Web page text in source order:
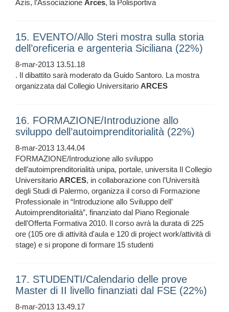
Azis, l’Associazione Arces, la Polisportiva
15. EVENTO/Allo Steri mostra sulla storia
dell’oreficeria e argenteria Siciliana (22%)
8-mar-2013 13.51.18
. Il dibattito sarà moderato da Guido Santoro. La mostra
organizzata dal Collegio Universitario ARCES
16. FORMAZIONE/Introduzione allo
sviluppo dell’autoimprenditorialità (22%)
8-mar-2013 13.44.04
FORMAZIONE/Introduzione allo sviluppo
dell’autoimprenditorialità unipa, portale, universita Il Collegio
Universitario ARCES, in collaborazione con l’Università
degli Studi di Palermo, organizza il corso di Formazione
Professionale in “Introduzione allo Sviluppo dell’
Autoimprenditorialità”, finanziato dal Piano Regionale
dell'Offerta Formativa 2010. Il corso avrà la durata di 225
ore (105 ore di attività d'aula e 120 di project work/attività di
stage) e si propone di formare 15 studenti
17. STUDENTI/Calendario delle prove
Master di II livello finanziati dal FSE (22%)
8-mar-2013 13.49.17